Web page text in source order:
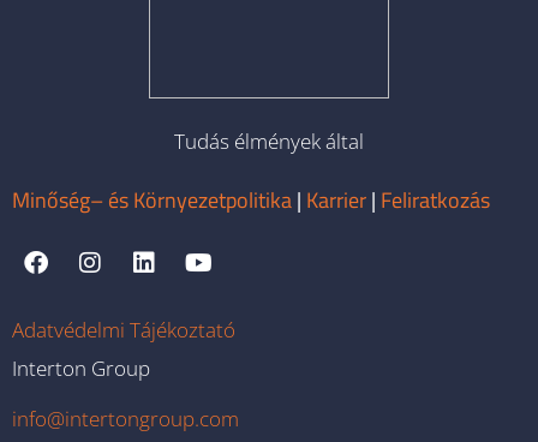
Tudás élmények által
Minőség– és Környezetpolitika| Karrier| Feliratkozás
Adatvédelmi Tájékoztató
Interton Group
info@intertongroup.com